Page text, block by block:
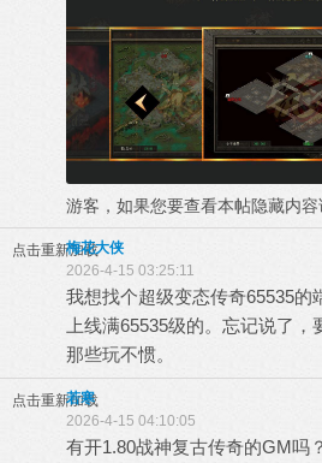
游客，如果您要查看本帖隐藏内容
点击重新加载
梅花大侠
2026-4-15 03:25:11
我想找个超级变态传奇65535的
上线满65535级的。忘记说了
那些玩不惯。
点击重新加载
若寒
2026-4-15 04:10:05
有开1.80战神复古传奇的GM吗